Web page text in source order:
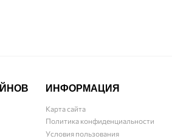
ИНФОРМАЦИЯ
Карта сайта
Политика конфиденциальности
Условия пользования